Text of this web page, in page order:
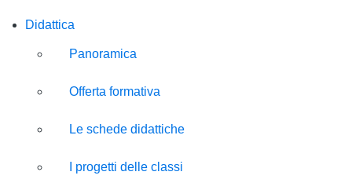
Didattica
Panoramica
Offerta formativa
Le schede didattiche
I progetti delle classi